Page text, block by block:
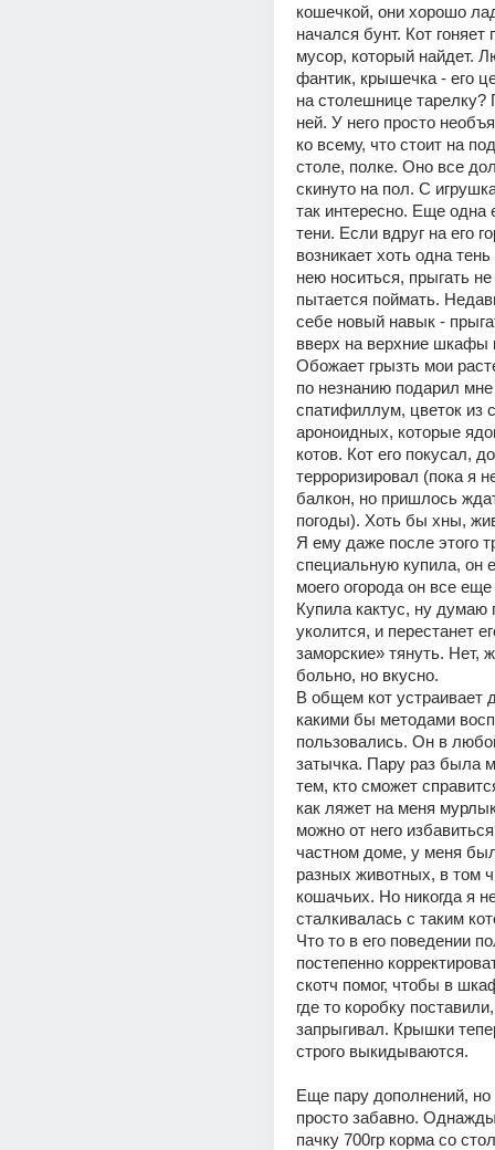
кошечкой, они хорошо
начался бунт. Кот
мусор, который найдет.
фантик, крышечка - его
на столешнице
ней. У него просто
ко всему, что стоит на
столе, полке. Оно все
скинуто на пол. С
так интересно. Еще одна
тени. Если вдруг на его
возникает хоть одна
нею носиться, прыгать
пытается поймать.
себе новый навык -
вверх на верхние шкафы
Обожает грызть мои
по незнанию подарил мне
спатифиллум, цветок из
ароноидных, которые
котов. Кот его покусал,
терроризировал (пока я
балкон, но пришлось
погоды). Хоть бы хны,
Я ему даже после этого
специальную купила, он
моего огорода он все еще
Купила кактус, ну думаю
уколится, и перестанет
заморские» тянуть. Нет,
больно, но вкусно.
В общем кот устраивает
какими бы методами
пользовались. Он в
затычка. Пару раз была
тем, кто сможет
как ляжет на меня
можно от него
частном доме, у меня
разных животных, в том
кошачьих. Но никогда я
сталкивалась с таким
Что то в его поведении
постепенно
скотч помог, чтобы в
где то коробку
запрыгивал. Крышки
строго выкидываются.
Еще пару дополнений, но
просто забавно.
пачку 700гр корма со